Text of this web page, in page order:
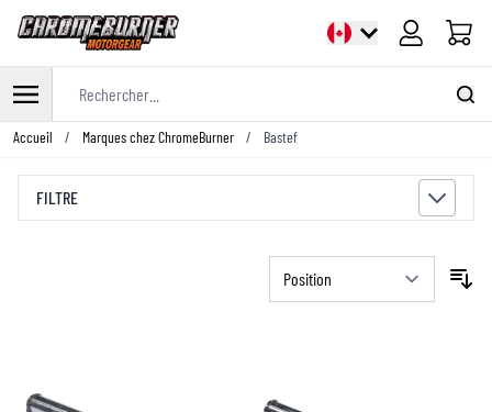
Panier
Allez au contenu
Accueil / Marques chez ChromeBurner / Bastef
FILTRE